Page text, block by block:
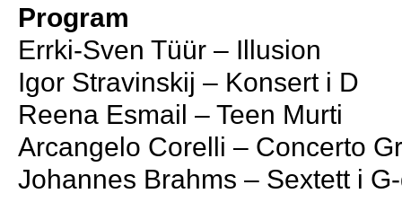
Program
Errki-Sven Tüür – Illusion
Igor Stravinskij – Konsert i D
Reena Esmail – Teen Murti
Arcangelo Corelli – Concerto
Johannes Brahms – Sextett i